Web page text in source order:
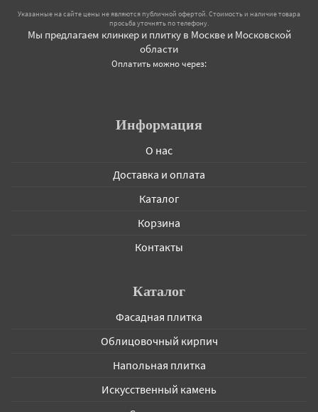
Указанные на сайте цены не являются публичной офертой. Стоимость и наличие товара
просьба уточнять по телефону.
Мы предлагаем клинкер и плитку в Москве и Московской
области
Оплатить можно через:
Информация
О нас
Доставка и оплата
Каталог
Корзина
Контакты
Каталог
Фасадная плитка
Облицовочный кирпич
Напольная плитка
Искусственный камень